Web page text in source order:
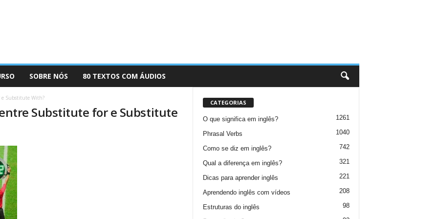
SOBRE NÓS 80 TEXTOS COM ÁUDIOS
Substitute With?
Substitute for e Substitute
CATEGORIAS
O que significa em inglês? 1261
Phrasal Verbs 1040
Como se diz em inglês? 742
Qual a diferença em inglês? 321
Dicas para aprender inglês 221
Aprendendo inglês com vídeos 208
Estruturas do inglês 98